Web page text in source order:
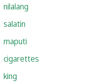
nilalang
salatin
maputi
cigarettes
king